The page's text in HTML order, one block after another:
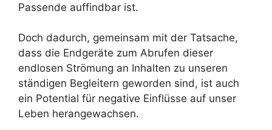
Passende auffindbar ist.
Doch dadurch, gemeinsam mit der Tatsache,
dass die Endgeräte zum Abrufen dieser
endlosen Strömung an Inhalten zu unseren
ständigen Begleitern geworden sind, ist auch
ein Potential für negative Einflüsse auf unser
Leben herangewachsen.